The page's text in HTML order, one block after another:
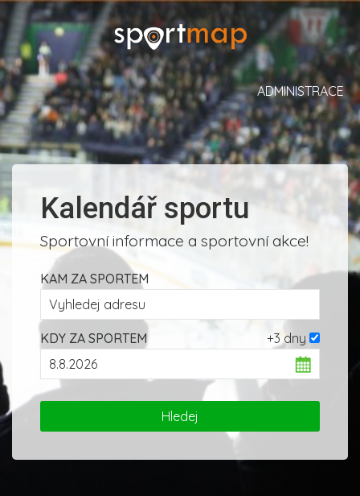
ADMINISTRACE
Kalendář sportu
Sportovní informace a sportovní akce!
KAM ZA SPORTEM
+3 dny
KDY ZA SPORTEM